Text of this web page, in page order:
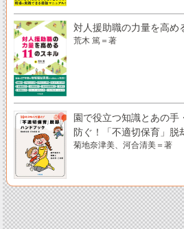
対人援助職の力量を高め
荒木 篤＝著
園で役立つ知識とあの
防ぐ！「不適切保育」脱
菊地奈津美、河合清美＝著